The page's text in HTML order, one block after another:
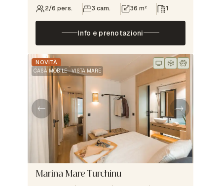
2/6 pers. 3 cam. 36 m² 1
Info e prenotazioni
NOVITÀ
CASA MOBILE VISTA MARE
Marina Mare Turchinu